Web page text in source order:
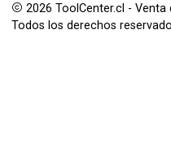
2026 ToolCenter.cl -
Todos los derechos